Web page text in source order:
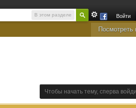
В этом разделе Войти
Посмотреть
Чтобы начать тему, сперва